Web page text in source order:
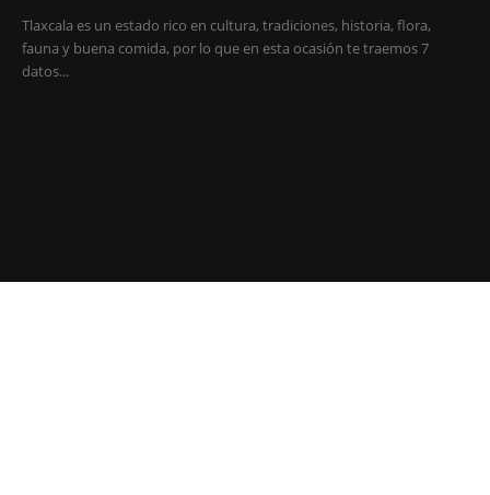
Tlaxcala es un estado rico en cultura, tradiciones, historia, flora,
fauna y buena comida, por lo que en esta ocasión te traemos 7
datos...